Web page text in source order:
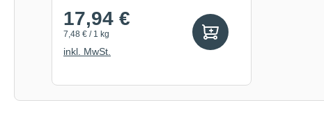
17,94 €
7,48 € / 1 kg
inkl. MwSt.